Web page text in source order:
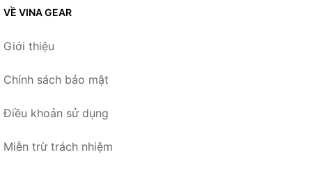
VỀ VINA GEAR
Giới thiệu
Chính sách bảo mật
Điều khoản sử dụng
Miễn trừ trách nhiệm